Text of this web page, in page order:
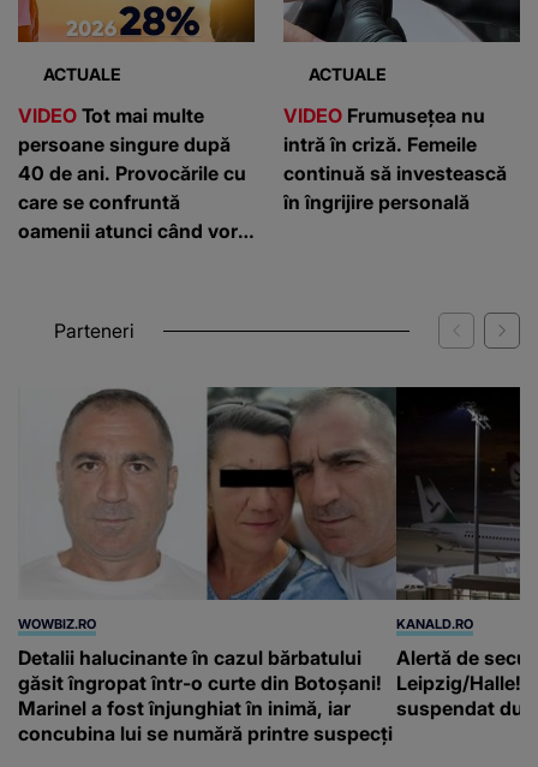
ACTUALE
VIDEO Tot mai multe
persoane singure după
40 de ani. Provocările cu
care se confruntă
oamenii atunci când vor
ACTUALE
VIDEO Frumusețea nu
intră în criză. Femeile
continuă să investească
în îngrijire personală
Parteneri
WOWBIZ.RO
Detalii halucinante în cazul bărbatului
găsit îngropat într-o curte din Botoșani!
Marinel a fost înjunghiat în inimă, iar
concubina lui se numără printre suspecți
KANALD.RO
Alertă de
Leipzig/Halle!
suspendat